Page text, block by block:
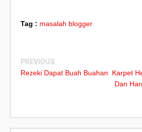
Tag : masalah blogger
PREVIOUS
Rezeki Dapat Buah Buahan
Karpet
Dan